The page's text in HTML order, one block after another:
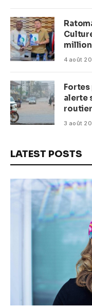
plage
4 août
Fortes
alerte
3 août
LATEST POSTS